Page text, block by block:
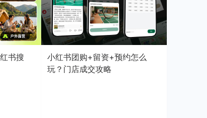
书搜
小红书团购+留资+预约怎么
玩？门店成交攻略